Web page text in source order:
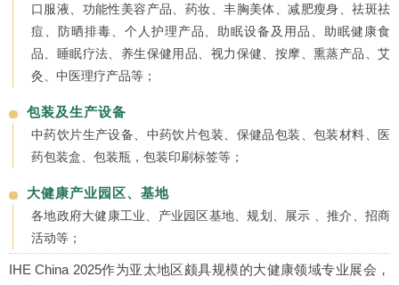
口服液、功能性美容产品、药妆、丰胸美体、减肥瘦身、祛斑祛
痘、防晒排毒、个人护理产品、助眠设备及用品、助眠健康食
品、睡眠疗法、养生保健用品、视力保健、按摩、熏蒸产品、艾
灸、中医理疗产品等；
包装及生产设备
中药饮片生产设备、中药饮片包装、保健品包装、包装材料、医
药包装盒、包装瓶，包装印刷标签等；
大健康产业园区、基地
各地政府大健康工业、产业园区基地、规划、展示 、推介、招商
活动等；
IHE China 2025作为亚太地区颇具规模的大健康领域专业展会，